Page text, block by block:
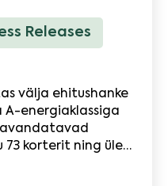
Releases
välja ehitushanke
A-energiaklassiga
73 korterit ning üle…